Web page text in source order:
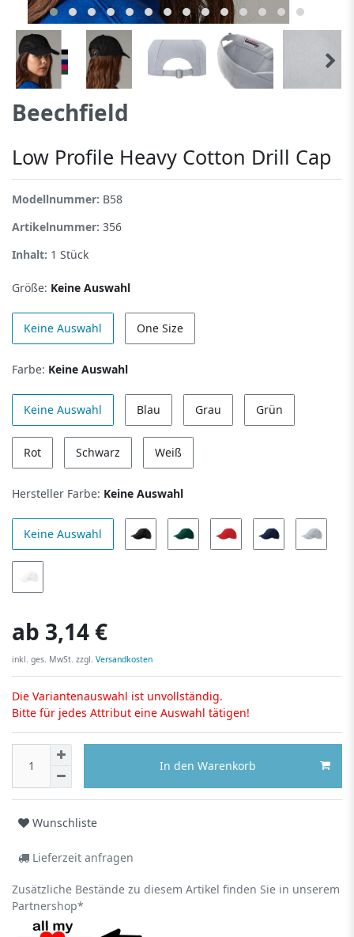
Beechfield
Low Profile Heavy Cotton Drill Cap
Modellnummer: B58
Artikelnummer: 356
Inhalt: 1 Stück
Größe: Keine Auswahl
Keine Auswahl One Size
Farbe: Keine Auswahl
Keine Auswahl Blau Grau Grün
Rot Schwarz Weiß
Hersteller Farbe: Keine Auswahl
Keine Auswahl
ab 3,14 €
inkl. ges. MwSt. zzgl. Versandkosten
Die Variantenauswahl ist unvollständig.
Bitte für jedes Attribut eine Auswahl tätigen!
In den Warenkorb
Wunschliste
Lieferzeit anfragen
Zusätzliche Bestände zu diesem Artikel finden Sie in unserem
Partnershop*